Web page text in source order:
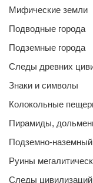
Мифические земли
Подводные города
Подземные города
Следы древних
Знаки и символы
Колокольные
Пирамиды,
Подземно-наземный
Руины
Следы